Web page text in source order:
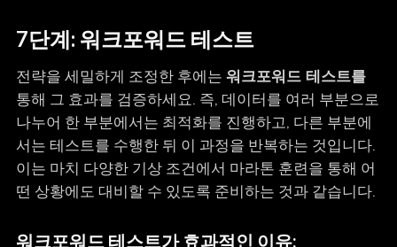
7단계: 워크포워드 테스트
전략을 세밀하게 조정한 후에는 워크포워드 테스트를
통해 그 효과를 검증하세요. 즉, 데이터를 여러 부분으로
나누어 한 부분에서는 최적화를 진행하고, 다른 부분에
서는 테스트를 수행한 뒤 이 과정을 반복하는 것입니다.
이는 마치 다양한 기상 조건에서 마라톤 훈련을 통해 어
떤 상황에도 대비할 수 있도록 준비하는 것과 같습니다.
워크포워드 테스트가 효과적인 이유: